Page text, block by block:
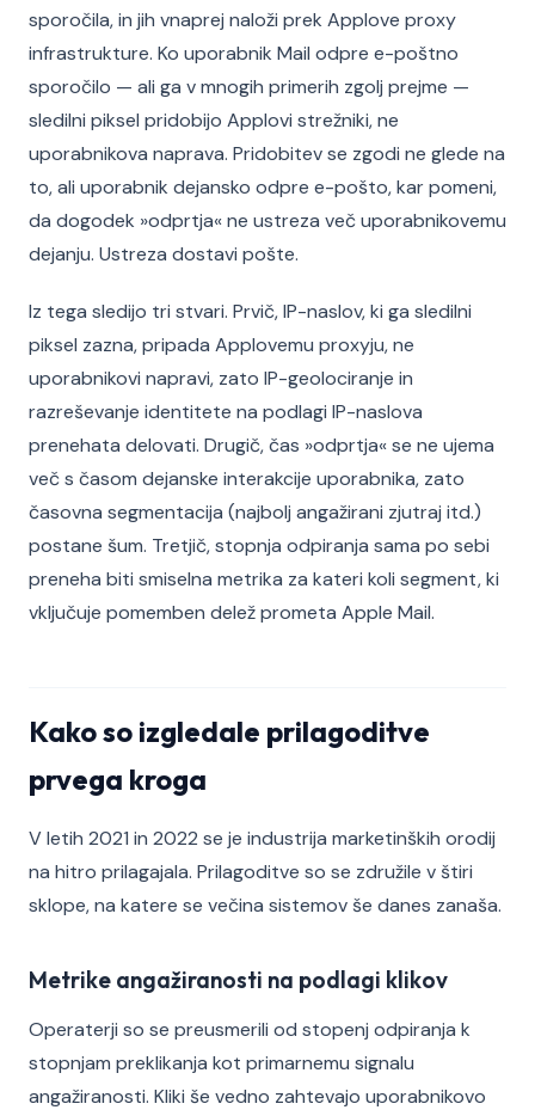
sporočila, in jih vnaprej naloži prek Applove proxy
infrastrukture. Ko uporabnik Mail odpre e-poštno
sporočilo — ali ga v mnogih primerih zgolj prejme —
sledilni piksel pridobijo Applovi strežniki, ne
uporabnikova naprava. Pridobitev se zgodi ne glede na
to, ali uporabnik dejansko odpre e-pošto, kar pomeni,
da dogodek »odprtja« ne ustreza več uporabnikovemu
dejanju. Ustreza dostavi pošte.
Iz tega sledijo tri stvari. Prvič, IP-naslov, ki ga sledilni
piksel zazna, pripada Applovemu proxyju, ne
uporabnikovi napravi, zato IP-geolociranje in
razreševanje identitete na podlagi IP-naslova
prenehata delovati. Drugič, čas »odprtja« se ne ujema
več s časom dejanske interakcije uporabnika, zato
časovna segmentacija (najbolj angažirani zjutraj itd.)
postane šum. Tretjič, stopnja odpiranja sama po sebi
preneha biti smiselna metrika za kateri koli segment, ki
vključuje pomemben delež prometa Apple Mail.
Kako so izgledale prilagoditve
prvega kroga
V letih 2021 in 2022 se je industrija marketinških orodij
na hitro prilagajala. Prilagoditve so se združile v štiri
sklope, na katere se večina sistemov še danes zanaša.
Metrike angažiranosti na podlagi klikov
Operaterji so se preusmerili od stopenj odpiranja k
stopnjam preklikanja kot primarnemu signalu
angažiranosti. Kliki še vedno zahtevajo uporabnikovo